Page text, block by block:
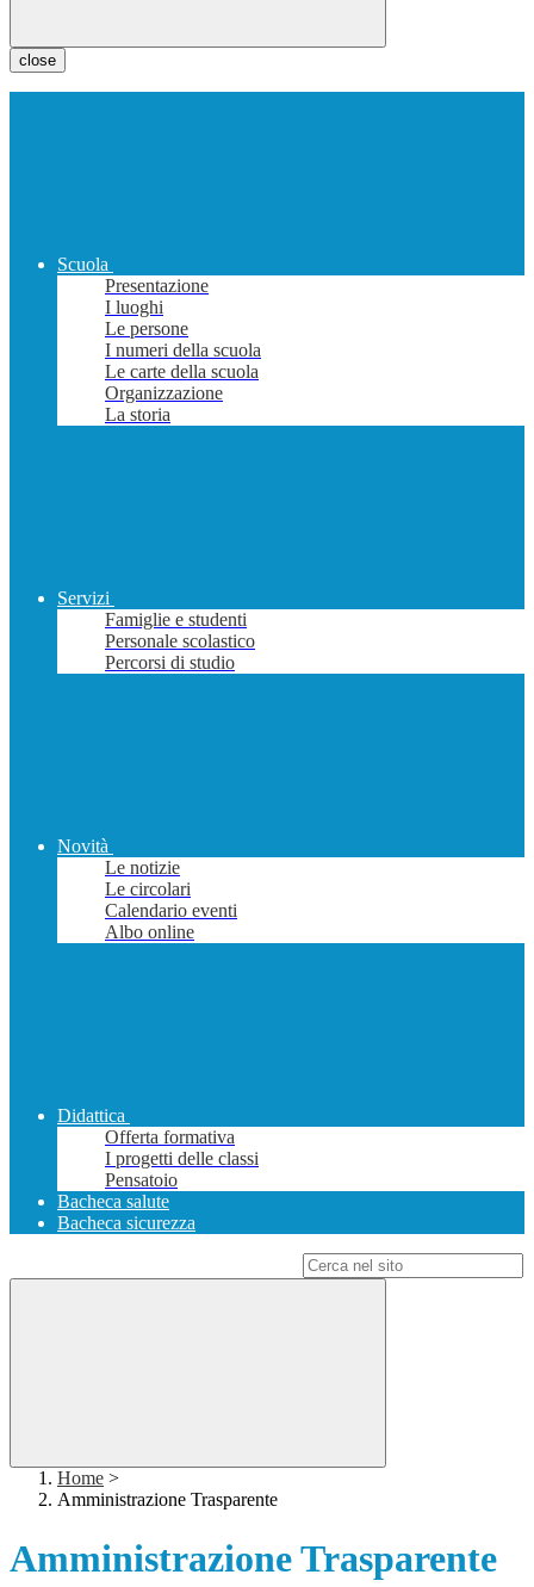
close
Scuola
Presentazione
I luoghi
Le persone
I numeri della scuola
Le carte della scuola
Organizzazione
La storia
Servizi
Famiglie e studenti
Personale scolastico
Percorsi di studio
Novità
Le notizie
Le circolari
Calendario eventi
Albo online
Didattica
Offerta formativa
I progetti delle classi
Pensatoio
Bacheca salute
Bacheca sicurezza
Home >
Amministrazione Trasparente
Amministrazione Trasparente